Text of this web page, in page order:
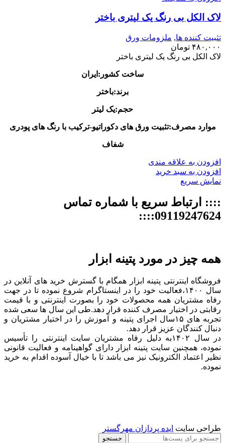
لاک الکل بی رنگ یک لیتری باختر
تثبیت کننده ها, ملزومات ورق
۴۸۰,۰۰۰ تومان
لاک الکل بی رنگ یک لیتری باختر
ساخت کشور:ایران
برند:باختر
حجم:یک لیتر
موارد مصرف:تثبیت ورق های دکوراتیو-ترکیب با رنگ های پودری
شفاف
افزودن به علاقه مندی
افزودن به سبد خرید
نمایش سریع
:::: ارتباط سریع با شماره تماس
09119247624::::
همه چیز در مورد پتینه ابزار
فروشگاه اینترنتی پتینه ابزار همگام با گسترش خرید های آنلاین در
سال ۱۴۰۰،فعالیت خود را در اینستاگرام شروع نموده تا در جهت
رفاه مشتریان همه محصولات خود را بصورت اینترنتی و با قیمت
رقابتی در اختیار مصرف کننده قرار دهد.طی این سال ها سعی شده
تجربه های ۱۵سال اجرای پتینه و آموزش را در اختیار مشتریان و
دنبال کنندگان عزیز قرار دهد.
در سال ۱۴۰۲به دلیل رفاه مشتریان سایت اینترنتی را تأسیس
نموده، همچنین سایت پتینه ابزار دارای گواهینامه و فعالیت قانونی
نظیر اعتماد الکترونیک نیز می باشد تا با خیال آسوده اقدام به خرید
نموده.
طراحی سایت ایده پردازان مهرگستر
جستجو